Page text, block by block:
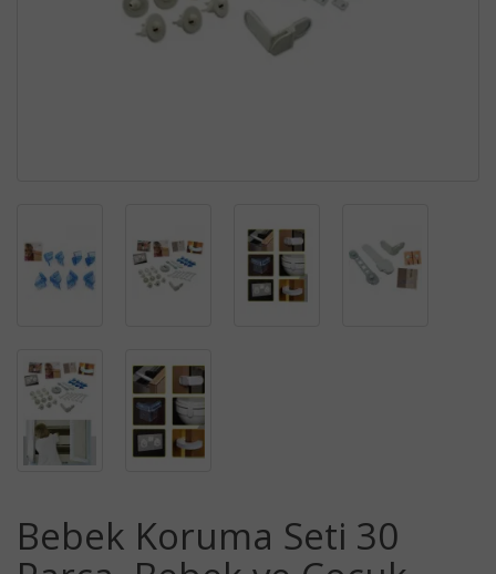
Bebek Koruma Seti 30